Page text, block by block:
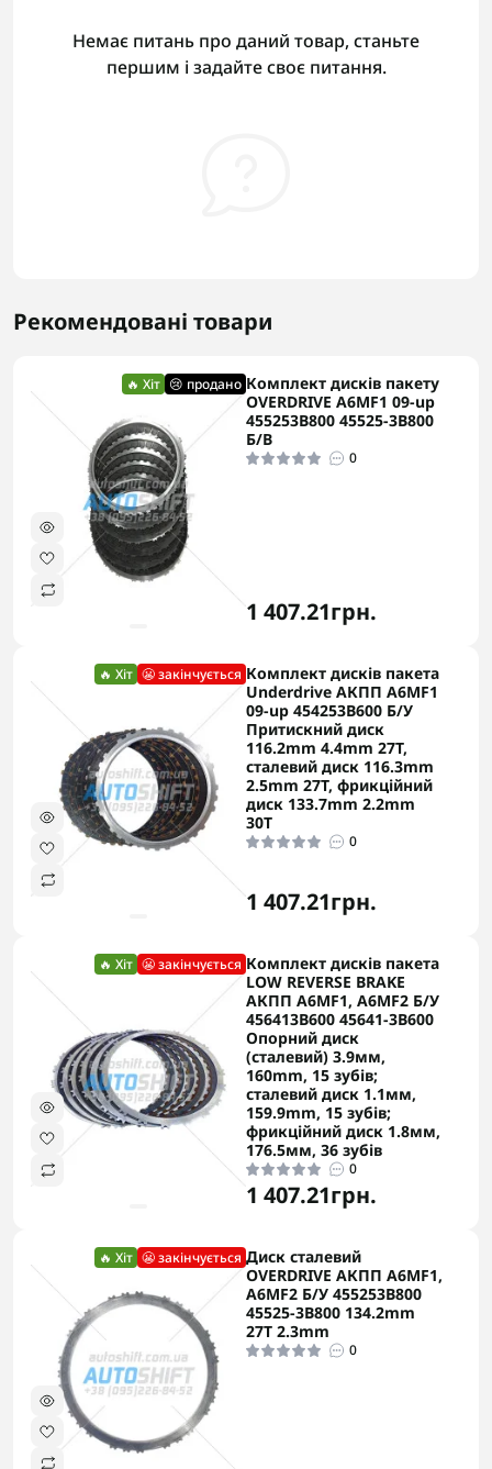
Немає питань про даний товар, станьте
першим і задайте своє питання.
Рекомендовані товари
🔥 Хіт 😢 продано Комплект дисків пакету
OVERDRIVE A6MF1 09-up
455253B800 45525-3B800
Б/В
0
1 407.21грн.
🔥 Хіт 😬 закінчується Комплект дисків пакета
Underdrive АКПП A6MF1
09-up 454253B600 Б/У
Притискний диск
116.2mm 4.4mm 27T,
сталевий диск 116.3mm
2.5mm 27T, фрикційний
диск 133.7mm 2.2mm
30T
0
1 407.21грн.
🔥 Хіт 😬 закінчується Комплект дисків пакета
LOW REVERSE BRAKE
АКПП A6MF1, A6MF2 Б/У
456413B600 45641-3B600
Опорний диск
(сталевий) 3.9мм,
160mm, 15 зубів;
сталевий диск 1.1мм,
159.9mm, 15 зубів;
фрикційний диск 1.8мм,
176.5мм, 36 зубів
0
1 407.21грн.
🔥 Хіт 😬 закінчується Диск сталевий
OVERDRIVE АКПП A6MF1,
A6MF2 Б/У 455253B800
45525-3B800 134.2mm
27T 2.3mm
0